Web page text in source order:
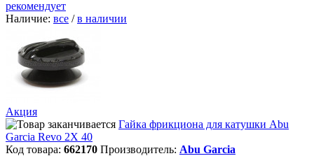
рекомендует
Наличие: все /в наличии
Акция
Гайка фрикциона для катушки Abu
Garcia Revo 2X 40
Код товара: 662170 Производитель: Abu Garcia